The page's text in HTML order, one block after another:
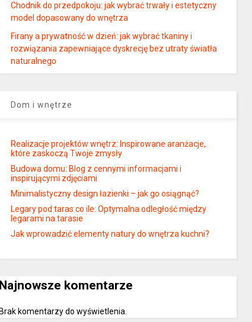
Chodnik do przedpokoju: jak wybrać trwały i estetyczny
model dopasowany do wnętrza
Firany a prywatność w dzień: jak wybrać tkaniny i
rozwiązania zapewniające dyskrecję bez utraty światła
naturalnego
Dom i wnętrze
Realizacje projektów wnętrz: Inspirowane aranżacje,
które zaskoczą Twoje zmysły
Budowa domu: Blog z cennymi informacjami i
inspirującymi zdjęciami
Minimalistyczny design łazienki – jak go osiągnąć?
Legary pod taras co ile: Optymalna odległość między
legarami na tarasie
Jak wprowadzić elementy natury do wnętrza kuchni?
Najnowsze komentarze
Brak komentarzy do wyświetlenia.